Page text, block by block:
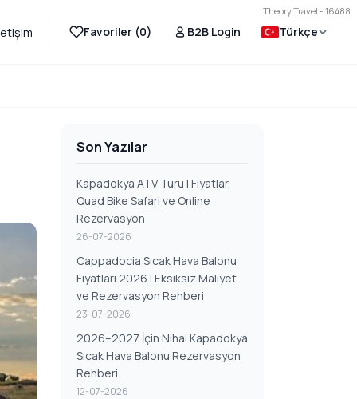
Theory Travel - 16488
Favoriler (0) B2B Login Türkçe
Son Yazılar
Kapadokya ATV Turu | Fiyatlar,
Quad Bike Safari ve Online
Rezervasyon
26-07-2026
Cappadocia Sıcak Hava Balonu
Fiyatları 2026 | Eksiksiz Maliyet
ve Rezervasyon Rehberi
23-07-2026
2026–2027 İçin Nihai Kapadokya
Sıcak Hava Balonu Rezervasyon
Rehberi
12-07-2026